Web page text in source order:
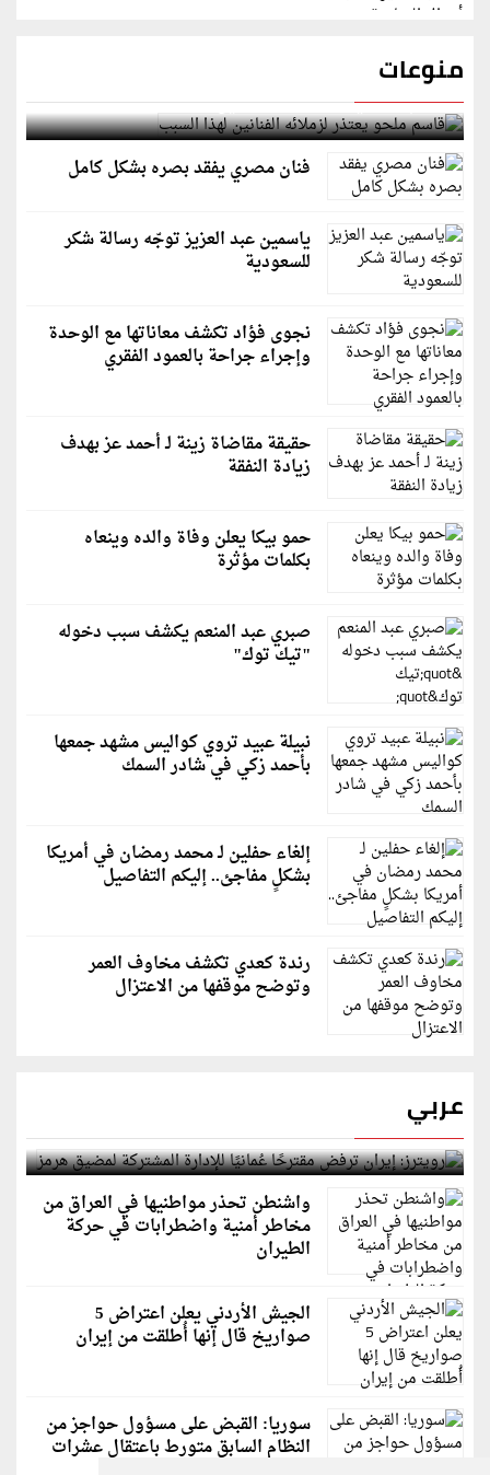
منوعات
قاسم ملحو يعتذر لزملائه الفنانين لهذا السبب
فنان مصري يفقد بصره بشكل كامل
ياسمين عبد العزيز توجّه رسالة شكر
للسعودية
نجوى فؤاد تكشف معاناتها مع الوحدة
وإجراء جراحة بالعمود الفقري
حقيقة مقاضاة زينة لـ أحمد عز بهدف
زيادة النفقة
حمو بيكا يعلن وفاة والده وينعاه
بكلمات مؤثرة
صبري عبد المنعم يكشف سبب دخوله
"تيك توك"
نبيلة عبيد تروي كواليس مشهد جمعها
بأحمد زكي في شادر السمك
إلغاء حفلين لـ محمد رمضان في أمريكا
بشكلٍ مفاجئ.. إليكم التفاصيل
رندة كعدي تكشف مخاوف العمر
وتوضح موقفها من الاعتزال
عربي
رويترز: إيران ترفض مقترحًا عُمانيًا للإدارة المشتركة
لمضيق هرمز
واشنطن تحذر مواطنيها في العراق من
مخاطر أمنية واضطرابات في حركة
الطيران
الجيش الأردني يعلن اعتراض 5
صواريخ قال إنها أُطلقت من إيران
سوريا: القبض على مسؤول حواجز من
النظام السابق متورط باعتقال عشرات